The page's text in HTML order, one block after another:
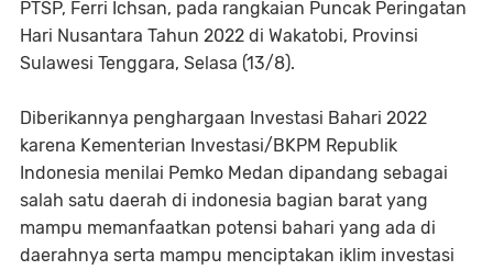
PTSP, Ferri Ichsan, pada rangkaian Puncak Peringatan
Hari Nusantara Tahun 2022 di Wakatobi, Provinsi
Sulawesi Tenggara, Selasa (13/8).
Diberikannya penghargaan Investasi Bahari 2022
karena Kementerian Investasi/BKPM Republik
Indonesia menilai Pemko Medan dipandang sebagai
salah satu daerah di indonesia bagian barat yang
mampu memanfaatkan potensi bahari yang ada di
daerahnya serta mampu menciptakan iklim investasi